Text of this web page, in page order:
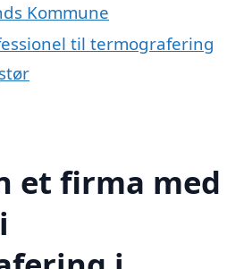
Kommune
til termografering
et firma med